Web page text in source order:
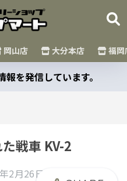
岡山店 大分本店 福岡
を発信しています。
戦車 KV-2
2月26日